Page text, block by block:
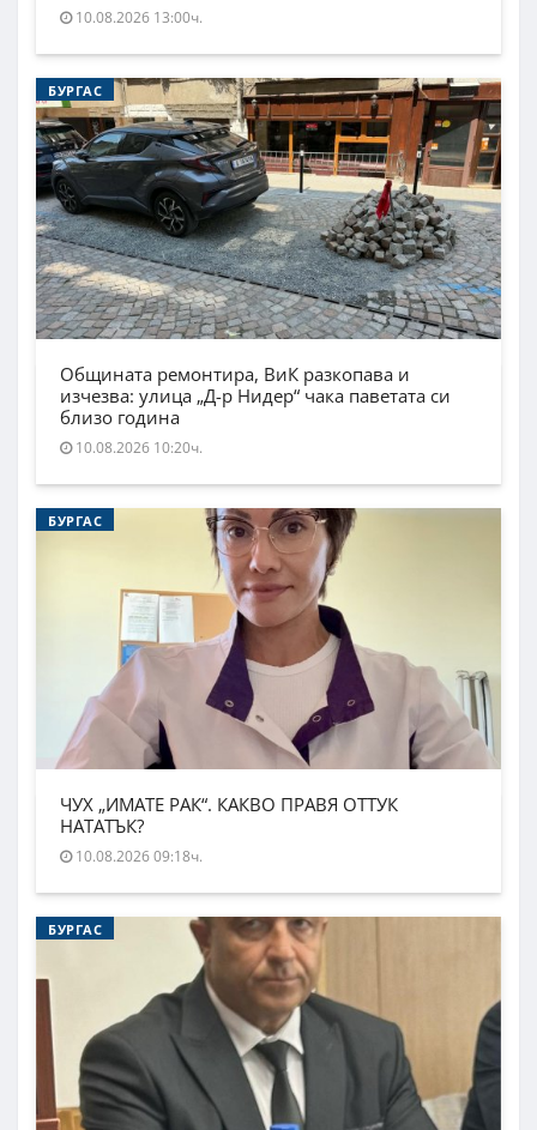
10.08.2026 13:00ч.
БУРГАС
Общината ремонтира, ВиК разкопава и
изчезва: улица „Д-р Нидер“ чака паветата си
близо година
10.08.2026 10:20ч.
БУРГАС
ЧУХ „ИМАТЕ РАК“. КАКВО ПРАВЯ ОТТУК
НАТАТЪК?
10.08.2026 09:18ч.
БУРГАС